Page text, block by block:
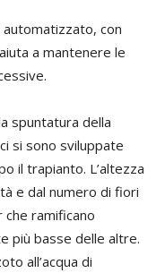
con
a mantenere le
spuntatura della
si sono sviluppate
il trapianto. L’altezza
e dal numero di fiori
ramificano
più basse delle altre.
all’acqua di